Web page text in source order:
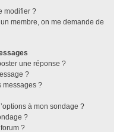
modifier ?
membre, on me demande de
une réponse ?
?
messages ?
à mon sondage ?
?
?